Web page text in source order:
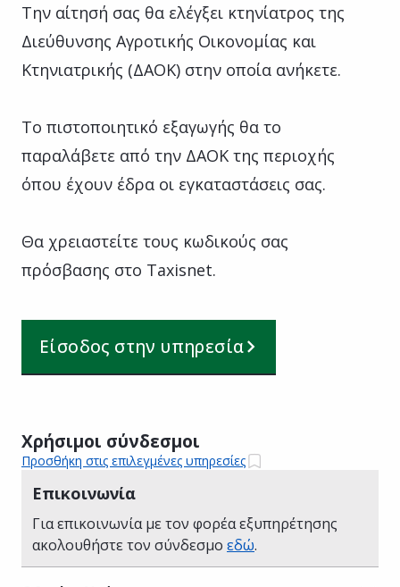
Την αίτησή σας θα ελέγξει κτηνίατρος της
Διεύθυνσης Αγροτικής Οικονομίας και
Κτηνιατρικής (ΔΑΟΚ) στην οποία ανήκετε.
Το πιστοποιητικό εξαγωγής θα το
παραλάβετε από την ΔΑΟΚ της περιοχής
όπου έχουν έδρα οι εγκαταστάσεις σας.
Θα χρειαστείτε τους κωδικούς σας
πρόσβασης στο Taxisnet.
Είσοδος στην υπηρεσία
Χρήσιμοι σύνδεσμοι
Προσθήκη στις επιλεγμένες υπηρεσίες
Επικοινωνία
Για επικοινωνία με τον φορέα εξυπηρέτησης
ακολουθήστε τον σύνδεσμο εδώ.